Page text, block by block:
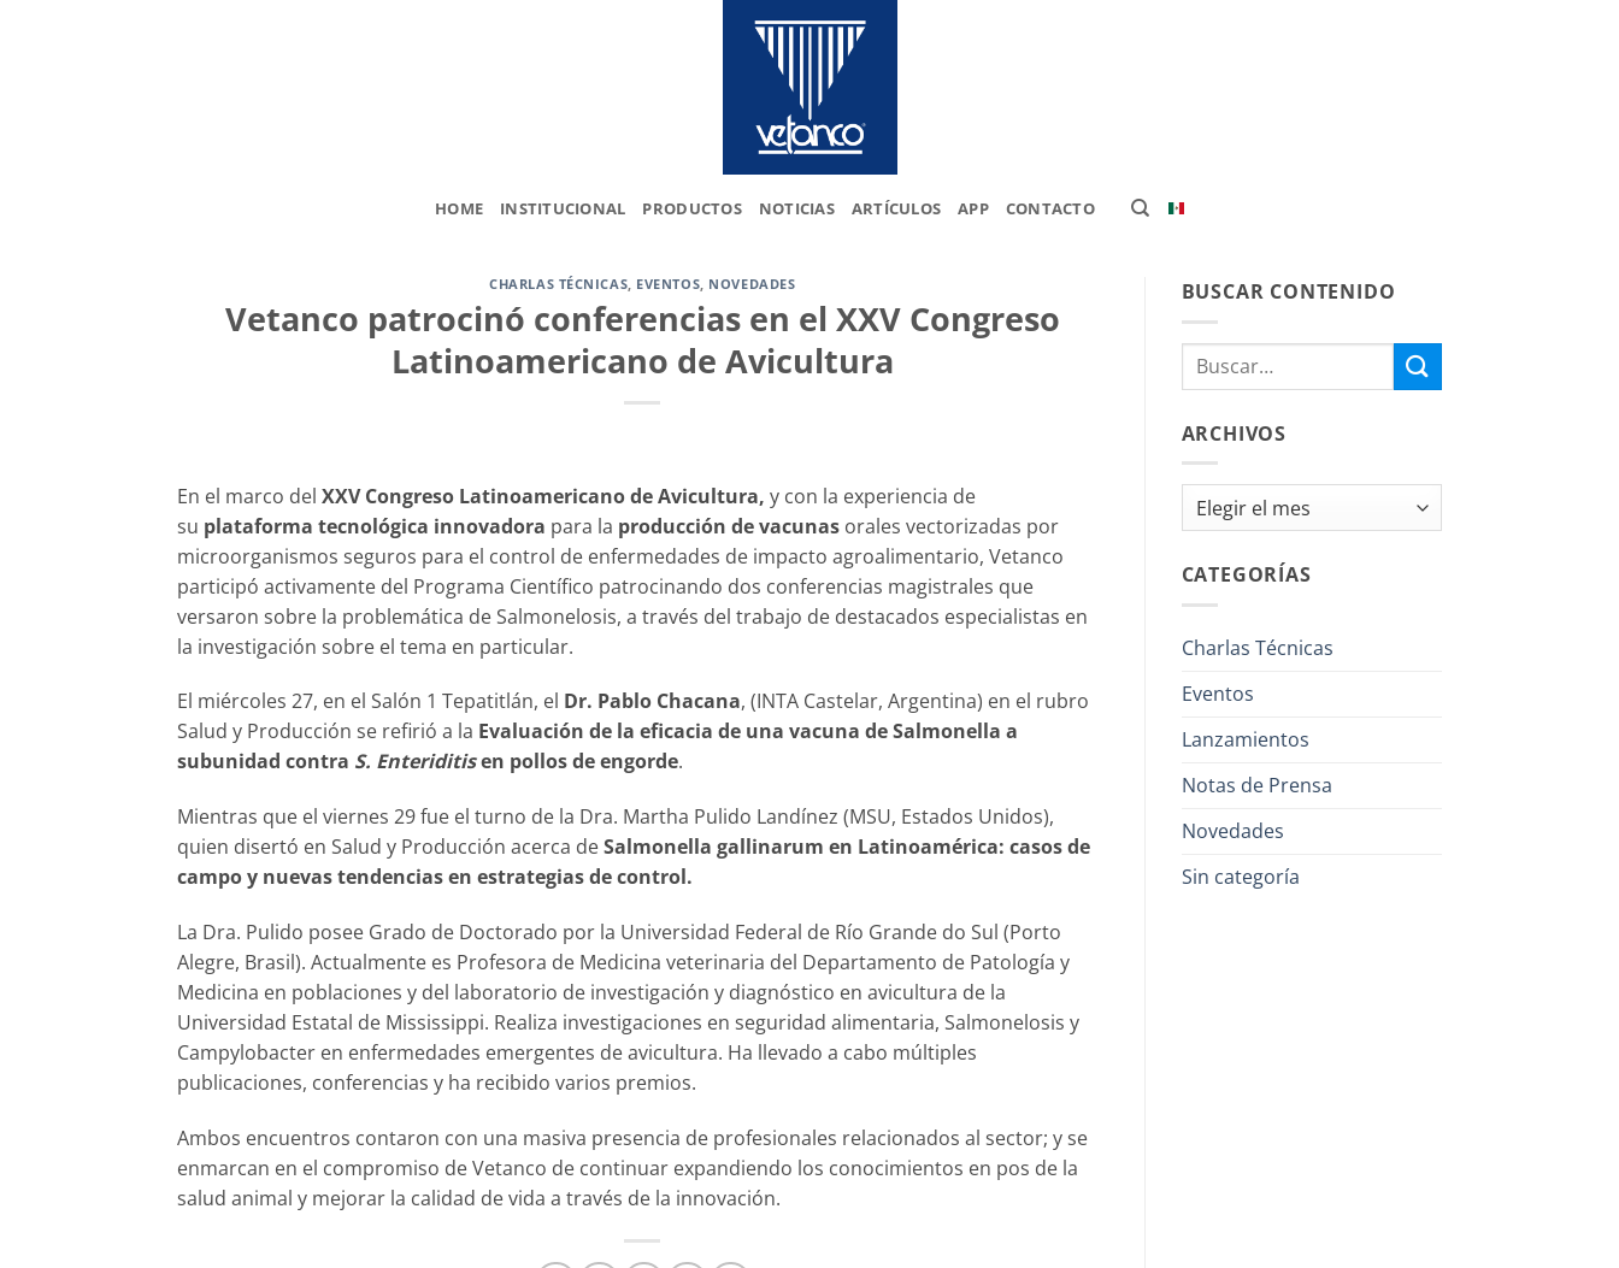
HOME INSTITUCIONAL PRODUCTOS NOTICIAS ARTÍCULOS APP CONTACTO
CHARLAS TÉCNICAS, EVENTOS, NOVEDADES
Vetanco patrocinó conferencias en el XXV Congreso
Latinoamericano de Avicultura
En el marco del XXV Congreso Latinoamericano de Avicultura, y con la experiencia de
su plataforma tecnológica innovadora para la producción de vacunas orales vectorizadas por
microorganismos seguros para el control de enfermedades de impacto agroalimentario, Vetanco
participó activamente del Programa Científico patrocinando dos conferencias magistrales que
versaron sobre la problemática de Salmonelosis, a través del trabajo de destacados especialistas en
la investigación sobre el tema en particular.
El miércoles 27, en el Salón 1 Tepatitlán, el Dr. Pablo Chacana, (INTA Castelar, Argentina) en el rubro
Salud y Producción se refirió a la Evaluación de la eficacia de una vacuna de Salmonella a
subunidad contra S. Enteriditisen pollos de engorde.
Mientras que el viernes 29 fue el turno de la Dra. Martha Pulido Landínez (MSU, Estados Unidos),
quien disertó en Salud y Producción acerca deSalmonella gallinarum en Latinoamérica: casos de
campo y nuevas tendencias en estrategias de control.
La Dra. Pulido posee Grado de Doctorado por la Universidad Federal de Río Grande do Sul (Porto
Alegre, Brasil). Actualmente es Profesora de Medicina veterinaria del Departamento de Patología y
Medicina en poblaciones y del laboratorio de investigación y diagnóstico en avicultura de la
Universidad Estatal de Mississippi. Realiza investigaciones en seguridad alimentaria, Salmonelosis y
Campylobacter en enfermedades emergentes de avicultura. Ha llevado a cabo múltiples
publicaciones, conferencias y ha recibido varios premios.
Ambos encuentros contaron con una masiva presencia de profesionales relacionados al sector; y se
enmarcan en el compromiso de Vetanco de continuar expandiendo los conocimientos en pos de la
salud animal y mejorar la calidad de vida a través de la innovación.
BUSCAR CONTENIDO
ARCHIVOS
Archivos
CATEGORÍAS
Charlas Técnicas
Eventos
Lanzamientos
Notas de Prensa
Novedades
Sin categoría